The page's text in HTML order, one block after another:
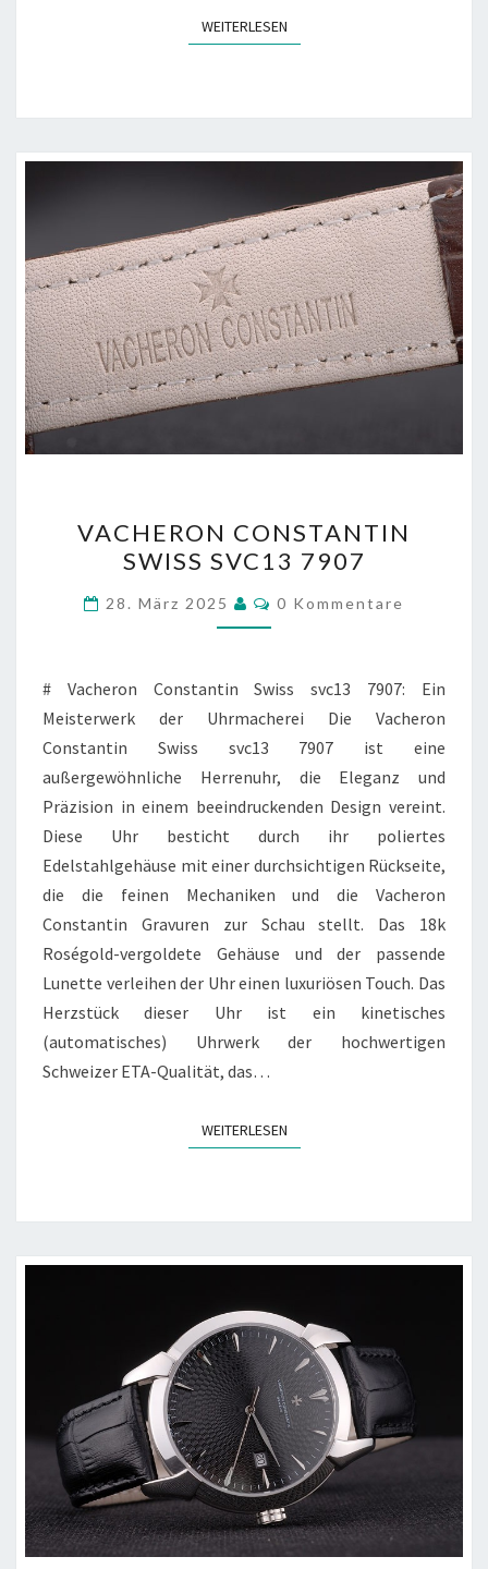
WEITERLESENWEITERLESEN
CONSTANTIN
SWISS
SVC13
7907
VACHERON CONSTANTIN
SWISS SVC13 7907
28. März 2025 Kommentare
0 Kommentare
# Vacheron Constantin Swiss svc13 7907: Ein
Meisterwerk der Uhrmacherei Die Vacheron
Constantin Swiss svc13 7907 ist eine
außergewöhnliche Herrenuhr, die Eleganz und
Präzision in einem beeindruckenden Design vereint.
Diese Uhr besticht durch ihr poliertes
Edelstahlgehäuse mit einer durchsichtigen Rückseite,
die die feinen Mechaniken und die Vacheron
Constantin Gravuren zur Schau stellt. Das 18k
Roségold-vergoldete Gehäuse und der passende
Lunette verleihen der Uhr einen luxuriösen Touch. Das
Herzstück dieser Uhr ist ein kinetisches
(automatisches) Uhrwerk der hochwertigen
Schweizer ETA-Qualität, das…
WEITERLESENWEITERLESEN